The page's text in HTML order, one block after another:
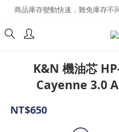
商品庫存變動快速，難免庫存不
商品庫存變動快速，難免庫存不
經營超過20年的改
K&N 機油芯
Cayenne 3.0
NT$650